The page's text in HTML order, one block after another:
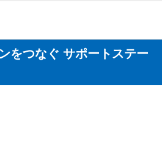
をつなぐ サポートステー